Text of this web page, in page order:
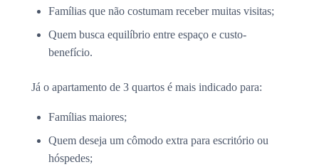
Famílias que não costumam receber muitas visitas;
Quem busca equilíbrio entre espaço e custo-
benefício.
Já o apartamento de 3 quartos é mais indicado para:
Famílias maiores;
Quem deseja um cômodo extra para escritório ou
hóspedes;